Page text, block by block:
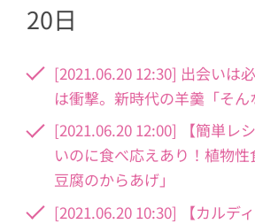
20日
[2021.06.20 12:30] 出会いは
は衝撃。新時代の羊羹「そん
[2021.06.20 12:00] 【簡単レ
いのに食べ応えあり！植物
豆腐のからあげ」
[2021.06.20 10:30] 【カルデ